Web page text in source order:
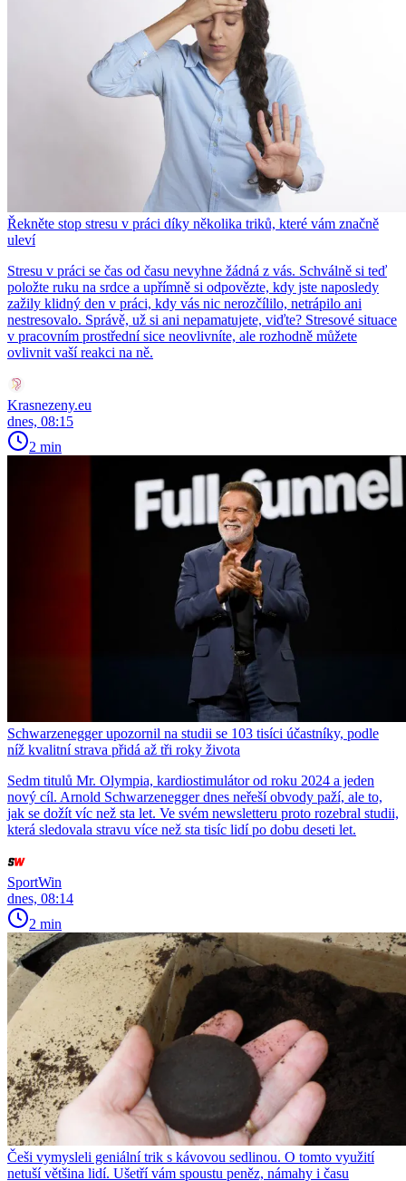
Řekněte stop stresu v práci díky několika triků, které vám značně
uleví
Stresu v práci se čas od času nevyhne žádná z vás. Schválně si teď
položte ruku na srdce a upřímně si odpovězte, kdy jste naposledy
zažily klidný den v práci, kdy vás nic nerozčílilo, netrápilo ani
nestresovalo. Správě, už si ani nepamatujete, viďte? Stresové situace
v pracovním prostřední sice neovlivníte, ale rozhodně můžete
ovlivnit vaší reakci na ně.
Krasnezeny.eu
dnes, 08:15
2 min
Schwarzenegger upozornil na studii se 103 tisíci účastníky, podle
níž kvalitní strava přidá až tři roky života
Sedm titulů Mr. Olympia, kardiostimulátor od roku 2024 a jeden
nový cíl. Arnold Schwarzenegger dnes neřeší obvody paží, ale to,
jak se dožít víc než sta let. Ve svém newsletteru proto rozebral studii,
která sledovala stravu více než sta tisíc lidí po dobu deseti let.
SportWin
dnes, 08:14
2 min
Češi vymysleli geniální trik s kávovou sedlinou. O tomto využití
netuší většina lidí. Ušetří vám spoustu peněz, námahy i času